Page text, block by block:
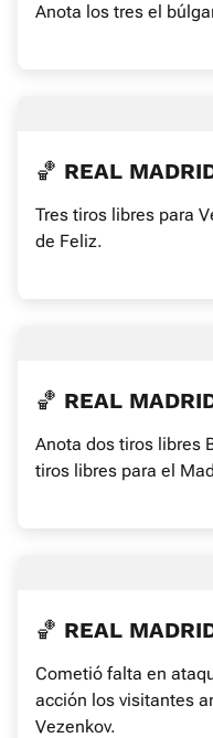
Anota los tres el
🏀 REAL
Tres tiros libres para
de Feliz.
🏀 REAL
Anota dos tiros libres
tiros libres para el
🏀 REAL
Cometió falta en
acción los visitantes
Vezenkov.